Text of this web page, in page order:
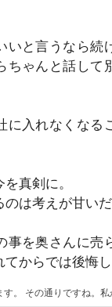
いと言うなら続
ちゃんと話して
に入れなくなる
真剣に。
は考えが甘いだ
事を奥さんに売
からでは後悔し
て、この1年でも数回喧嘩になり別れ話をしたことがあったんだけど、そのたび